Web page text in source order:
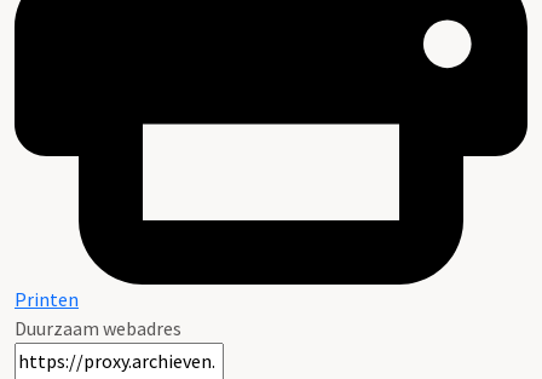
Printen
Duurzaam webadres